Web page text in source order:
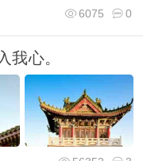
0
6075
我心。